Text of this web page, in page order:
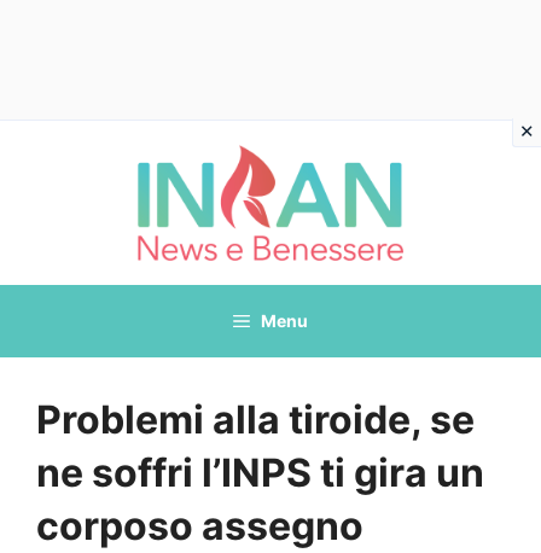
Menu
Problemi alla tiroide, se
ne soffri l’INPS ti gira un
corposo assegno